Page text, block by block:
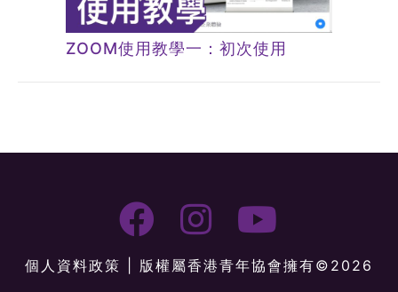
ZOOM使用教學一：初次使用
個人資料政策 | 版權屬香港青年協會擁有©2026